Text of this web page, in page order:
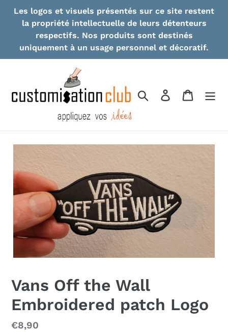
Les logos et visuels présentés sur ce site restent
la propriété intellectuelle de leurs détenteurs
respectifs. Nos produits sont destinés
uniquement à un usage personnel et décoratif.
Search Log in Cart
Vans Off the Wall
Embroidered patch Logo
Regular
€8,90